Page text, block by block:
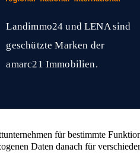
Landimmo24 und LENA sind
geschützte Marken der
amarc21 Immobilien.
amarc21 Immobilien hat 4,53
Sternen